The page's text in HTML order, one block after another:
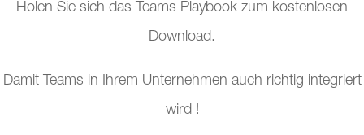
Holen Sie sich das Teams Playbook zum kostenlosen
Download.
Damit Teams in Ihrem Unternehmen auch richtig integriert
wird !